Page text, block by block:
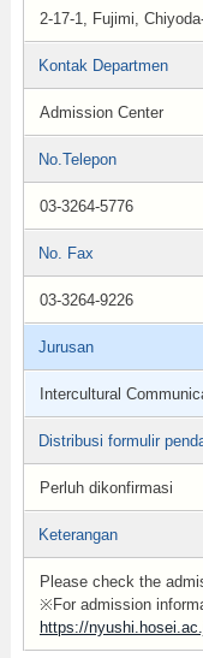
2-17-1, Fujimi,
Kontak Departmen
Admission Center
No.Telepon
03-3264-5776
No. Fax
03-3264-9226
Jurusan
Intercultural
Distribusi formulir
Perluh dikonfirmasi
Keterangan
Please check the
※For admission
https://